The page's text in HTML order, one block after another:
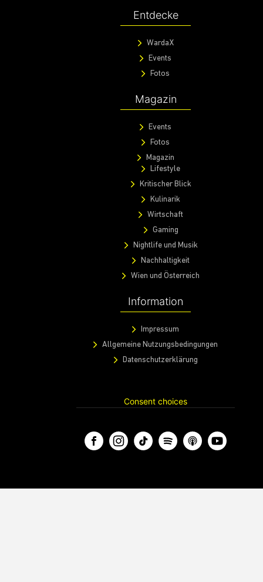
Entdecke
WardaX
Events
Fotos
Magazin
Events
Fotos
Magazin
Lifestyle
Kritischer Blick
Kulinarik
Wirtschaft
Gaming
Nightlife und Musik
Nachhaltigkeit
Wien und Österreich
Information
Impressum
Allgemeine Nutzungsbedingungen
Datenschutzerklärung
Consent choices